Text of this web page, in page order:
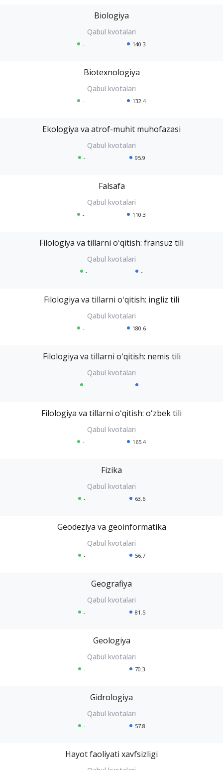
Biologiya
- 140.3
Biotexnologiya
- 132.4
Ekologiya va atrof-muhit muhofazasi
- 95.9
Falsafa
- 110.3
Filologiya va tillarni oʻqitish: fransuz tili
- -
Filologiya va tillarni oʻqitish: ingliz tili
- 180.6
Filologiya va tillarni oʻqitish: nemis tili
- -
Filologiya va tillarni oʻqitish: oʻzbek tili
- 165.4
Fizika
- 63.6
Geodeziya va geoinformatika
- 56.7
Geografiya
- 81.5
Geologiya
- 70.3
Gidrologiya
- 57.8
Hayot faoliyati xavfsizligi